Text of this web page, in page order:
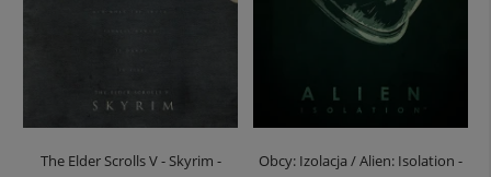
The Elder Scrolls V - Skyrim -
Obcy: Izolacja / Alien: Isolation -